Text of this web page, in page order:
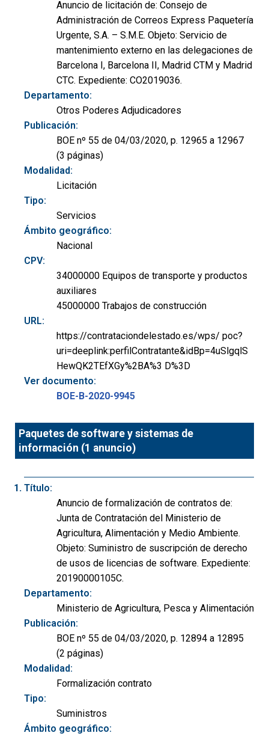
Anuncio de licitación de: Consejo de
Administración de Correos Express Paquetería
Urgente, S.A. – S.M.E. Objeto: Servicio de
mantenimiento externo en las delegaciones de
Barcelona I, Barcelona II, Madrid CTM y Madrid
CTC. Expediente: CO2019036.
Departamento:
Otros Poderes Adjudicadores
Publicación:
BOE nº 55 de 04/03/2020, p. 12965 a 12967
(3 páginas)
Modalidad:
Licitación
Tipo:
Servicios
Ámbito geográfico:
Nacional
CPV:
34000000 Equipos de transporte y productos
auxiliares
45000000 Trabajos de construcción
URL:
https://contrataciondelestado.es/wps/ poc?
uri=deeplink:perfilContratante&idBp=4uSlgqlS
HewQK2TEfXGy%2BA%3 D%3D
Ver documento:
BOE-B-2020-9945
Paquetes de software y sistemas de
información (1 anuncio)
Título:
Anuncio de formalización de contratos de:
Junta de Contratación del Ministerio de
Agricultura, Alimentación y Medio Ambiente.
Objeto: Suministro de suscripción de derecho
de usos de licencias de software. Expediente:
20190000105C.
Departamento:
Ministerio de Agricultura, Pesca y Alimentación
Publicación:
BOE nº 55 de 04/03/2020, p. 12894 a 12895
(2 páginas)
Modalidad:
Formalización contrato
Tipo:
Suministros
Ámbito geográfico: